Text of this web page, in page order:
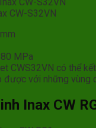
CW-S32VN
MPa
CWS32VN có thể
được với những
Inax CW